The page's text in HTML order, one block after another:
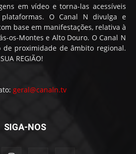
em vídeo e torna-las acessíveis
O Canal N divulga e
base em manifestações, relativa à
os-Montes e Alto Douro. O Canal N
de proximidade de âmbito regional.
REGIÃO!
geral@canaln.tv
SIGA-NOS